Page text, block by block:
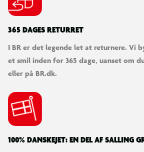
365 DAGES RETURRET
I BR er det legende let at returnere. Vi
et smil inden for 365 dage, uanset om
eller på BR.dk.
100% DANSKEJET: EN DEL AF SALLING